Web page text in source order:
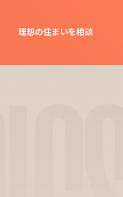
理想の住まいを相談